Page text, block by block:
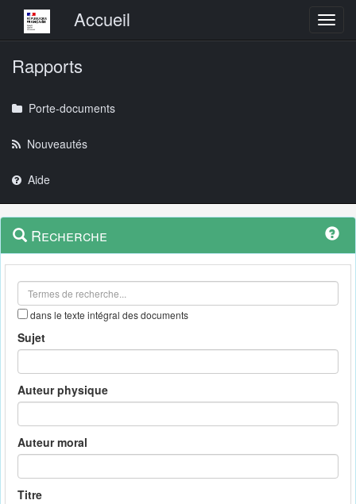
Menu principalAccueil
Rapports
Porte-documents
Nouveautés
Aide
Navigation
outils
Menu
contextuel
Recherche
dans le texte intégral des documents
Sujet
Auteur physique
Auteur moral
Titre